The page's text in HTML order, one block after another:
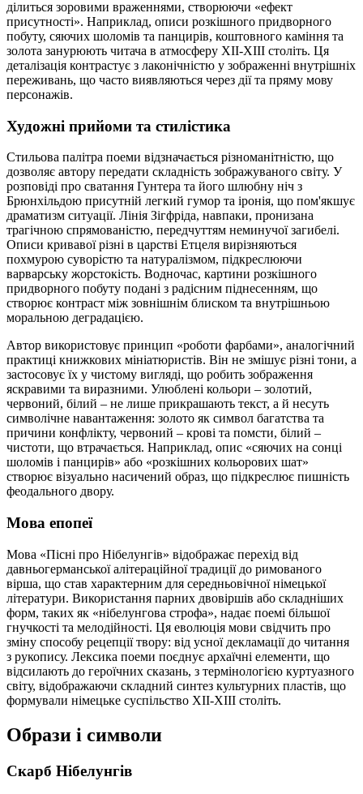
ділиться зоровими враженнями, створюючи «ефект
присутності». Наприклад, описи розкішного придворного
побуту, сяючих шоломів та панцирів, коштовного каміння та
золота занурюють читача в атмосферу XII-XIII століть. Ця
деталізація контрастує з лаконічністю у зображенні внутрішніх
переживань, що часто виявляються через дії та пряму мову
персонажів.
Художні прийоми та стилістика
Стильова палітра поеми відзначається різноманітністю, що
дозволяє автору передати складність зображуваного світу. У
розповіді про сватання Гунтера та його шлюбну ніч з
Брюнхільдою присутній легкий гумор та іронія, що пом'якшує
драматизм ситуації. Лінія Зігфріда, навпаки, пронизана
трагічною спрямованістю, передчуттям неминучої загибелі.
Описи кривавої різні в царстві Етцеля вирізняються
похмурою суворістю та натуралізмом, підкреслюючи
варварську жорстокість. Водночас, картини розкішного
придворного побуту подані з радісним піднесенням, що
створює контраст між зовнішнім блиском та внутрішньою
моральною деградацією.
Автор використовує принцип «роботи фарбами», аналогічний
практиці книжкових мініатюристів. Він не змішує різні тони, а
застосовує їх у чистому вигляді, що робить зображення
яскравими та виразними. Улюблені кольори – золотий,
червоний, білий – не лише прикрашають текст, а й несуть
символічне навантаження: золото як символ багатства та
причини конфлікту, червоний – крові та помсти, білий –
чистоти, що втрачається. Наприклад, опис «сяючих на сонці
шоломів і панцирів» або «розкішних кольорових шат»
створює візуально насичений образ, що підкреслює пишність
феодального двору.
Мова епопеї
Мова «Пісні про Нібелунгів» відображає перехід від
давньогерманської алітераційної традиції до римованого
вірша, що став характерним для середньовічної німецької
літератури. Використання парних двовіршів або складніших
форм, таких як «нібелунгова строфа», надає поемі більшої
гнучкості та мелодійності. Ця еволюція мови свідчить про
зміну способу рецепції твору: від усної декламації до читання
з рукопису. Лексика поеми поєднує архаїчні елементи, що
відсилають до героїчних сказань, з термінологією куртуазного
світу, відображаючи складний синтез культурних пластів, що
формували німецьке суспільство XII-XIII століть.
Образи і символи
Скарб Нібелунгів